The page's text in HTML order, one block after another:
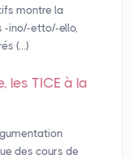
montre la
-ino/-etto/-ello,
(…)
les TICE à la
des cours de